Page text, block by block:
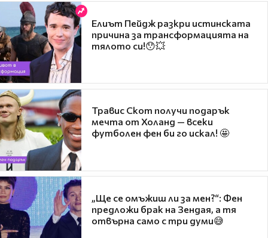
Елиът Пейдж разкри истинската
причина за трансформацията на
тялото си!😯💥
Травис Скот получи подарък
мечта от Холанд — всеки
футболен фен би го искал! 🤩
„Ще се омъжиш ли за мен?“: Фен
предложи брак на Зендая, а тя
отвърна само с три думи😅